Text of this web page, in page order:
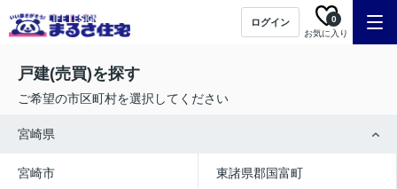
ログイン
お気に入り
0
戸建(売買)を探す
ご希望の市区町村を選択してください
宮崎県
宮崎市 東諸県郡国富町